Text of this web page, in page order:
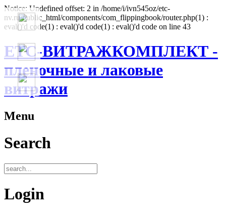
Notice: Undefined offset: 2 in /home/i/ivn545oz/etc-
nv.ru/public_html/components/com_flippingbook/router.php(1) :
eval()'d code(1) : eval()'d code(1) : eval()'d code on line 43
ЕТС-ВИТРАЖКОМПЛЕКТ -
пленочные и лаковые
витражи
Menu
Search
Login